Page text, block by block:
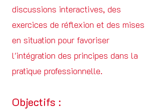
discussions interactives, des
exercices de réflexion et des mises
en situation pour favoriser
l'intégration des principes dans la
pratique professionnelle.
Objectifs :